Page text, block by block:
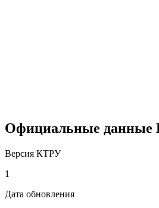
Официальные
Версия КТРУ
1
Дата обновления